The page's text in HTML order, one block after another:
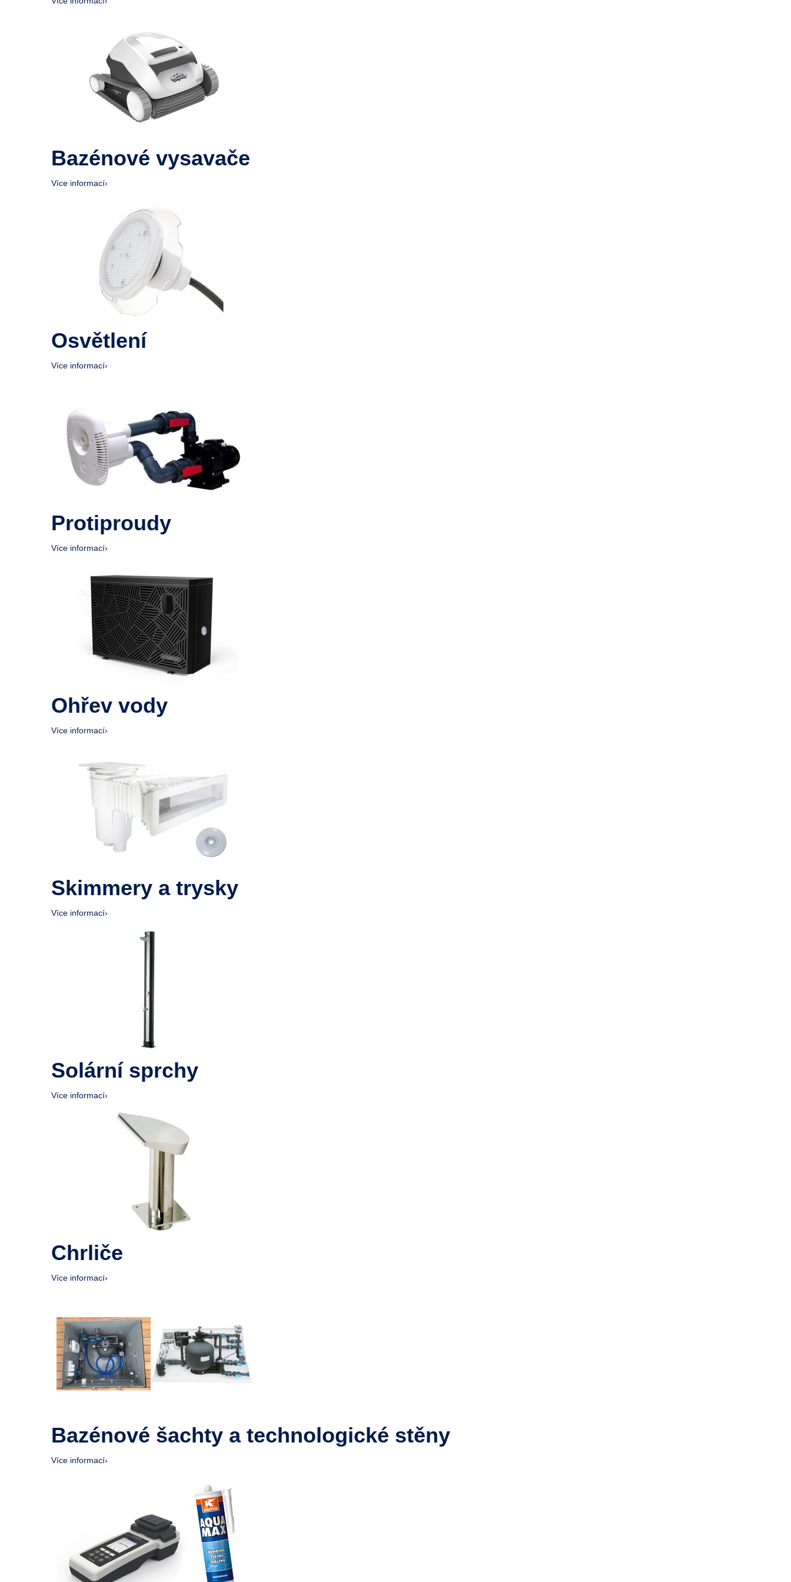
Bazénové vysavače
Více informací›
Osvětlení
Více informací›
Protiproudy
Více informací›
Ohřev vody
Více informací›
Skimmery a trysky
Více informací›
Solární sprchy
Více informací›
Chrliče
Více informací›
Bazénové šachty a technologické stěny
Více informací›